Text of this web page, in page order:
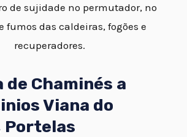
de sujidade no permutador, no
fumos das caldeiras, fogões e
recuperadores.
de Chaminés a
Viana do
Portelas